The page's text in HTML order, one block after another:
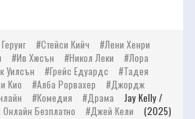
Стейси Кийч
Лени Хенри
Ив Хюсън Никол Леки
Лора
Уилсън Грейс Едуардс
Тадея
Кио Алба Рорвахер
Джордж
Комедия Драма
Jay Kelly /
Безплатно Джей Кели (2025)